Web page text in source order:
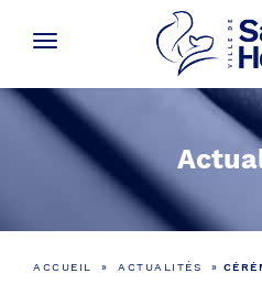
ACCUEIL » ACTUALITÉS »